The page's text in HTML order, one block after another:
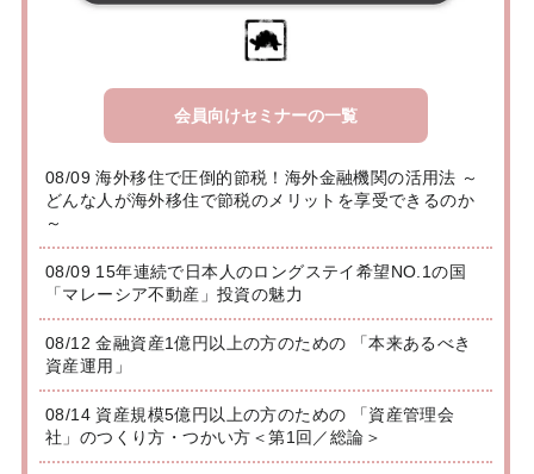
会員向けセミナーの一覧
08/09 海外移住で圧倒的節税！海外金融機関の活用法 ～
どんな人が海外移住で節税のメリットを享受できるのか
～
08/09 15年連続で日本人のロングステイ希望NO.1の国
「マレーシア不動産」投資の魅力
08/12 金融資産1億円以上の方のための 「本来あるべき
資産運用」
08/14 資産規模5億円以上の方のための 「資産管理会
社」のつくり方・つかい方＜第1回／総論＞